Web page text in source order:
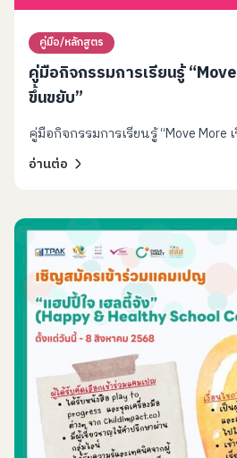
คู่มือ/หลักสูตร
คู่มือกิจกรรมการเรียนรู้
ขึ้นขยับ”
คู่มือกิจกรรมการเรียนรู้ “Move More
อ่านต่อ